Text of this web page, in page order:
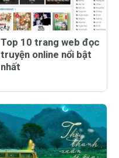
Top 10 trang web đọc
truyện online nổi bật
nhất